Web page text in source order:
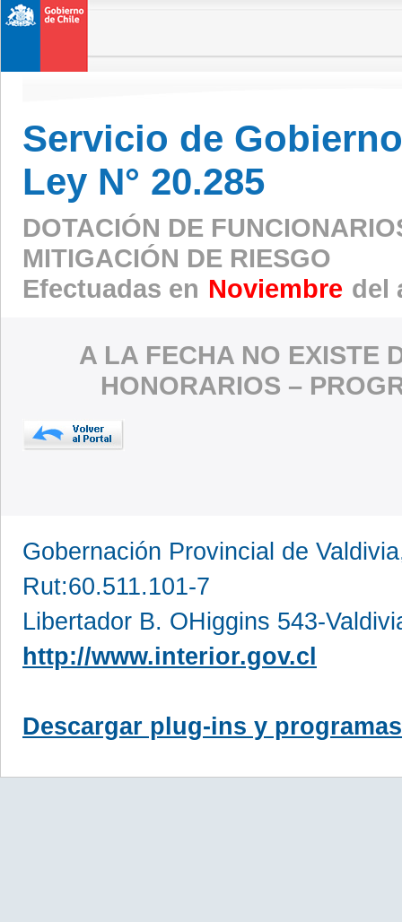
Servicio de
Ley N° 20.285
DOTACIÓN DE
MITIGACIÓN DE RIESGO
Efectuadas en Noviembre del
A LA FECHA NO EXISTE
HONORARIOS –
Gobernación Provincial de
Rut:60.511.101-7
Libertador B. OHiggins 543-
http://www.interior.gov.cl
Descargar plug-ins y